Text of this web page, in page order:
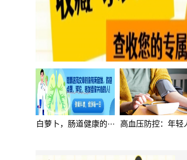
白萝卜，肠道健康的··· 高血压防控：年轻